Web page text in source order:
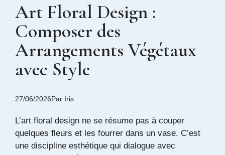
Art Floral Design :
Composer des
Arrangements Végétaux
avec Style
27/06/2026Par Iris
L’art floral design ne se résume pas à couper
quelques fleurs et les fourrer dans un vase. C’est
une discipline esthétique qui dialogue avec